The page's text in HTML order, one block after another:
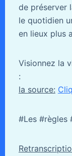
de préserver
le quotidien
en lieux plus
Visionnez la
:
la source:
#Les #règles